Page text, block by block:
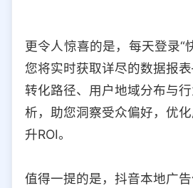
更令人惊喜的是，每天登录“
您将实时获取详尽的数据报
转化路径、用户地域分布与
析，助您洞察受众偏好，优
升ROI。
值得一提的是，抖音本地广